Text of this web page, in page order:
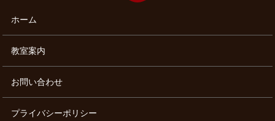
ホーム
教室案内
お問い合わせ
プライバシーポリシー